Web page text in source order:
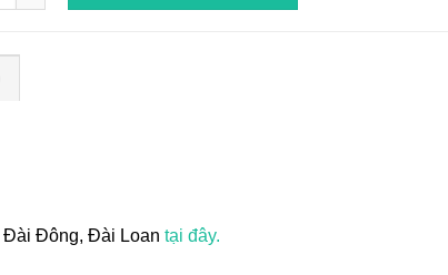
Đài Đông, Đài Loan tại đây.